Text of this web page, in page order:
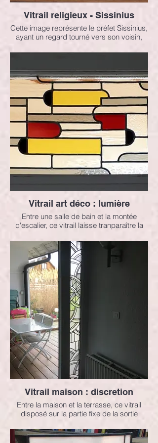
Vitrail religieux - Sissinius
Cette image représente le préfet Sissinius,
ayant un regard tourné vers son voisin,
Vitrail art déco : lumière
Entre une salle de bain et la montée
d'escalier, ce vitrail laisse tranparaître la
Vitrail maison : discretion
Entre la maison et la terrasse, ce vitrail
disposé sur la partie fixe de la sortie